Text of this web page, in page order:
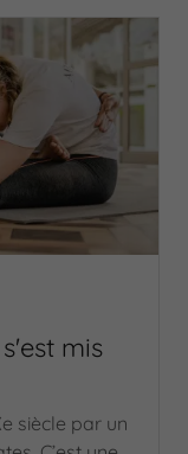
mis
siècle par un